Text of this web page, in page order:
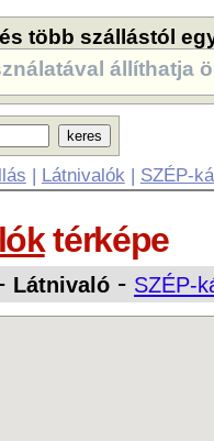
több szállástól
állíthatja
| Látnivalók | SZÉP-
térképe
Látnivaló - SZÉP-